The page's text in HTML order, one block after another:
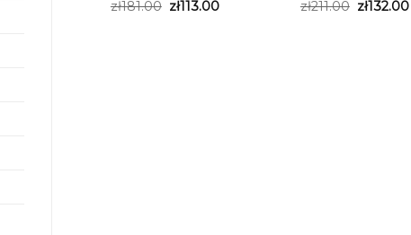
zł181.00 zł113.00
zł211.00 zł132.00